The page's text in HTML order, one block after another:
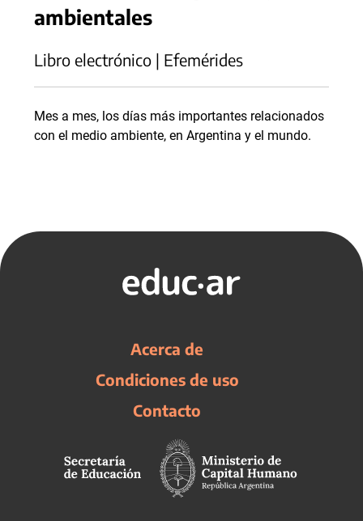
ambientales
Libro electrónico | Efemérides
Mes a mes, los días más importantes relacionados
con el medio ambiente, en Argentina y el mundo.
Acerca de
Condiciones de uso
Contacto